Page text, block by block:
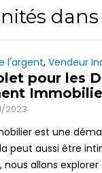
dans
l'argent,Vendeur
pour les
2023
est une
peut aussi être
allons